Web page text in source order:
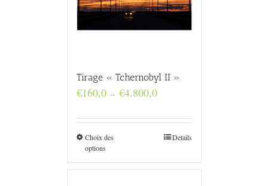
Tirage « Tchernobyl II »
€160,0 – €4.800,0Plage
€160,0
Choix des
options
Details